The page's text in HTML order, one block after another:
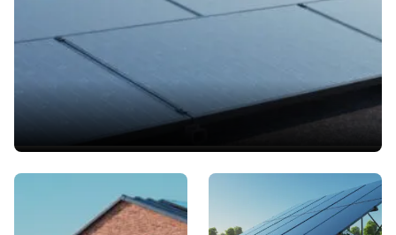
Facciata